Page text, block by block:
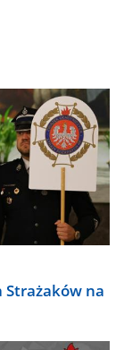
Strażaków na